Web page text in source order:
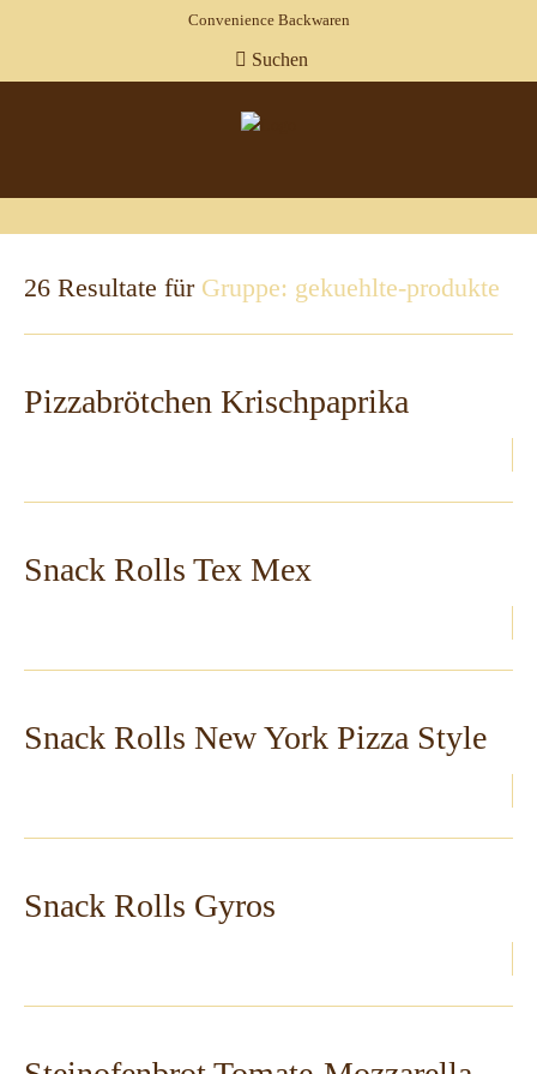
Convenience Backwaren
Suchen
26 Resultate für Gruppe: gekuehlte-produkte
Pizzabrötchen Krischpaprika
Snack Rolls Tex Mex
Snack Rolls New York Pizza Style
Snack Rolls Gyros